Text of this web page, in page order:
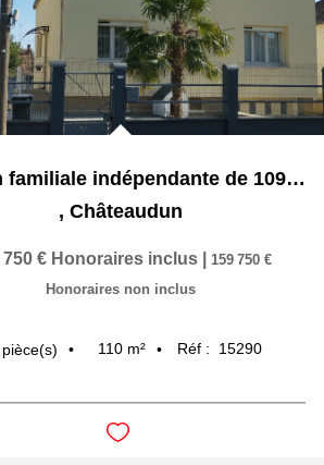
Maison familiale indépendante de 109,5 m2 sur sous-sol 5 c
, Châteaudun
750 € Honoraires inclus
159 750 €
Honoraires non inclus
pièce(s) 110 m² Réf : 15290